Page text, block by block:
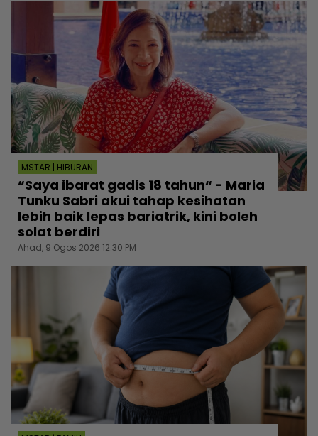
MSTAR | HIBURAN
“Saya ibarat gadis 18 tahun“ - Maria
Tunku Sabri akui tahap kesihatan
lebih baik lepas bariatrik, kini boleh
solat berdiri
Ahad, 9 Ogos 2026 12:30 PM